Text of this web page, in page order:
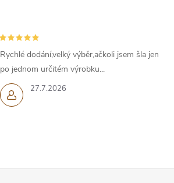
27.7.2026
Rychlé dodání,velký výběr,ačkoli jsem šla jen
po jednom určitém výrobku...